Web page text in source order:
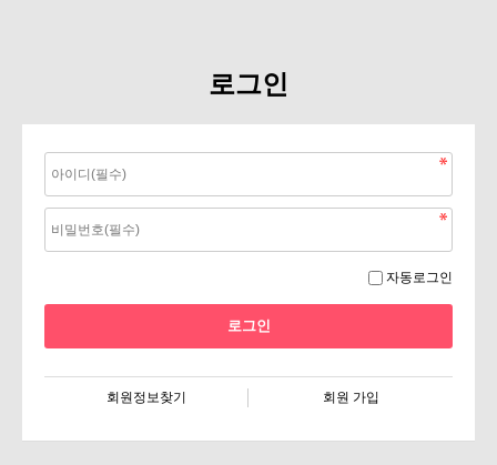
로그인
자동로그인
회원정보찾기 회원 가입